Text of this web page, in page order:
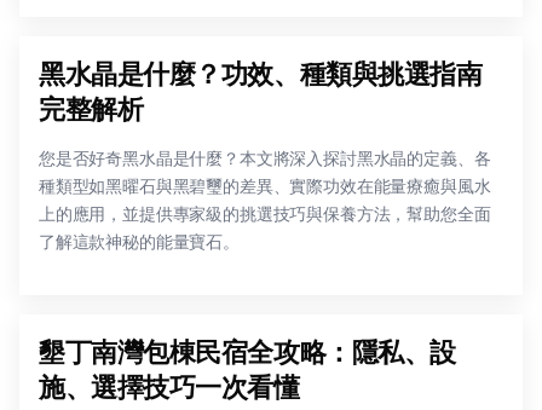
黑水晶是什麼？功效、種類與挑選指南
完整解析
您是否好奇黑水晶是什麼？本文將深入探討黑水晶的定義、各
種類型如黑曜石與黑碧璽的差異、實際功效在能量療癒與風水
上的應用，並提供專家級的挑選技巧與保養方法，幫助您全面
了解這款神秘的能量寶石。
墾丁南灣包棟民宿全攻略：隱私、設
施、選擇技巧一次看懂